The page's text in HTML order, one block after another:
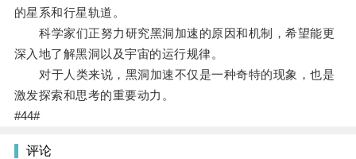
的星系和行星轨道。
科学家们正努力研究黑洞加速的原因和机制，希望能更
深入地了解黑洞以及宇宙的运行规律。
对于人类来说，黑洞加速不仅是一种奇特的现象，也是
激发探索和思考的重要动力。
#44#
评论